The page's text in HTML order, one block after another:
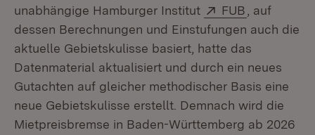
unabhängige Hamburger Institut
Extern:
FUB (Öffnet in
, auf
dessen Berechnungen und Einstufungen auch die
aktuelle Gebietskulisse basiert, hatte das
Datenmaterial aktualisiert und durch ein neues
Gutachten auf gleicher methodischer Basis eine
neue Gebietskulisse erstellt. Demnach wird die
Mietpreisbremse in Baden-Württemberg ab 2026